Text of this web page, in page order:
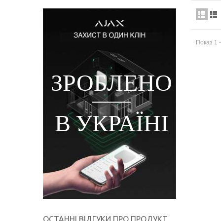
ЗРОБЛЕНО
В УКРАЇНІ
ОСТАННІ ВІДГУКИ ПРО ПРОДУКТ
Показ 1